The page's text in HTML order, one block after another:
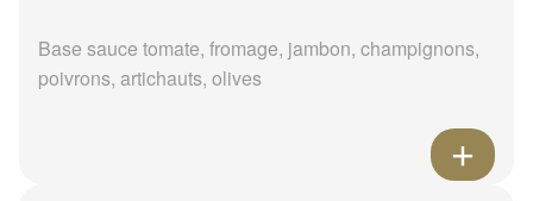
Base sauce tomate, fromage, jambon, champignons,
poivrons, artichauts, olives